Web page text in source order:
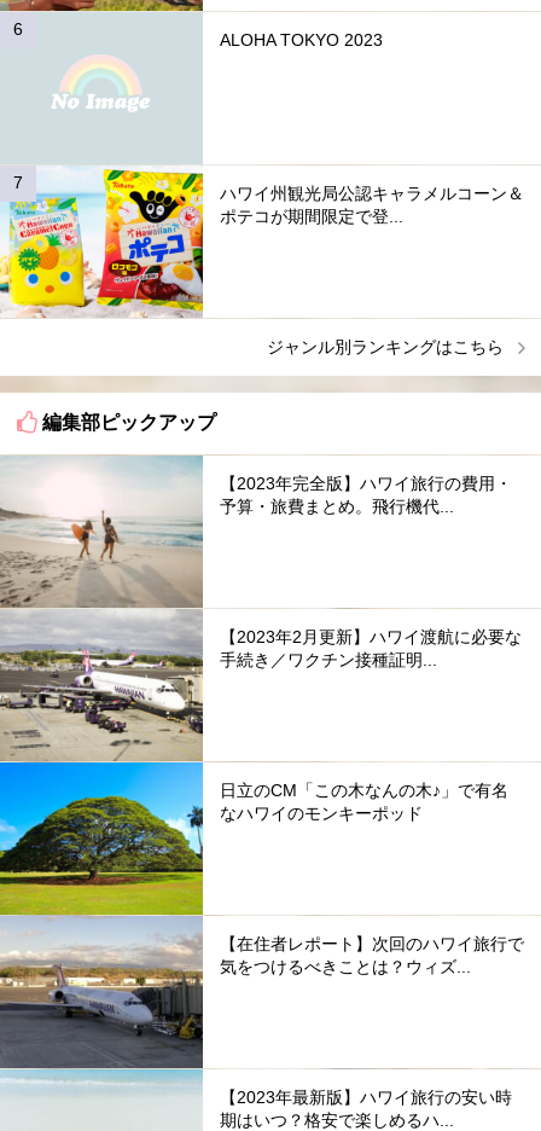
ALOHA TOKYO 2023
ハワイ州観光局公認キャラメルコーン＆
ポテコが期間限定で登...
ジャンル別ランキングはこちら
編集部ピックアップ
【2023年完全版】ハワイ旅行の費用・
予算・旅費まとめ。飛行機代...
【2023年2月更新】ハワイ渡航に必要な
手続き／ワクチン接種証明...
日立のCM「この木なんの木♪」で有名
なハワイのモンキーポッド
【在住者レポート】次回のハワイ旅行で
気をつけるべきことは？ウィズ...
【2023年最新版】ハワイ旅行の安い時
期はいつ？格安で楽しめるハ...